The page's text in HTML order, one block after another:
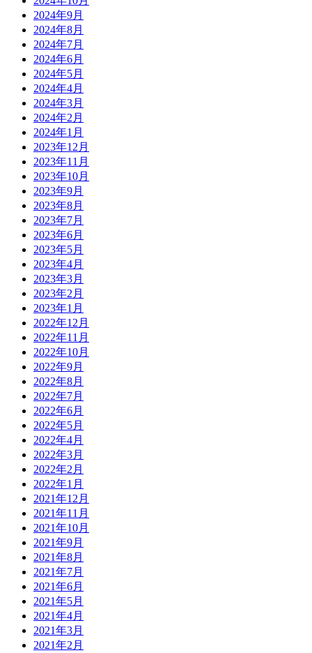
2024年9月
2024年8月
2024年7月
2024年6月
2024年5月
2024年4月
2024年3月
2024年2月
2024年1月
2023年12月
2023年11月
2023年10月
2023年9月
2023年8月
2023年7月
2023年6月
2023年5月
2023年4月
2023年3月
2023年2月
2023年1月
2022年12月
2022年11月
2022年10月
2022年9月
2022年8月
2022年7月
2022年6月
2022年5月
2022年4月
2022年3月
2022年2月
2022年1月
2021年12月
2021年11月
2021年10月
2021年9月
2021年8月
2021年7月
2021年6月
2021年5月
2021年4月
2021年3月
2021年2月